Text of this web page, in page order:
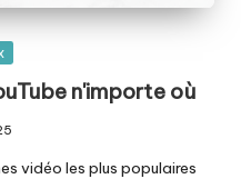
n'importe où
vidéo les plus populaires